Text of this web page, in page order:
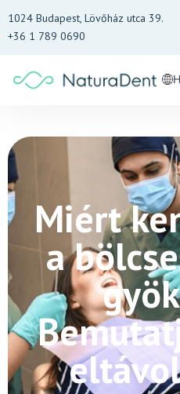
1024 Budapest, Lövőház utca 39.
+36 1 789 0690
Miért
a